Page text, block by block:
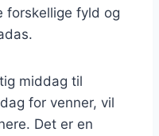
forskellige fyld og
middag til
for venner, vil
Det er en